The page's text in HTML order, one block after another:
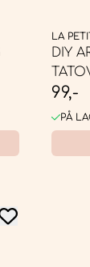
LA
DIY
99,-
PÅ